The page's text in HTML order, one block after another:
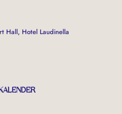
Hall, Hotel Laudinella